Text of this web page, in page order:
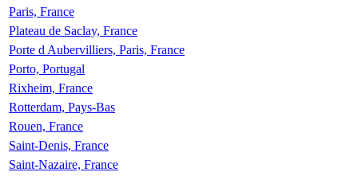
Paris, France
Plateau de Saclay, France
Porte d Aubervilliers, Paris, France
Porto, Portugal
Rixheim, France
Rotterdam, Pays-Bas
Rouen, France
Saint-Denis, France
Saint-Nazaire, France